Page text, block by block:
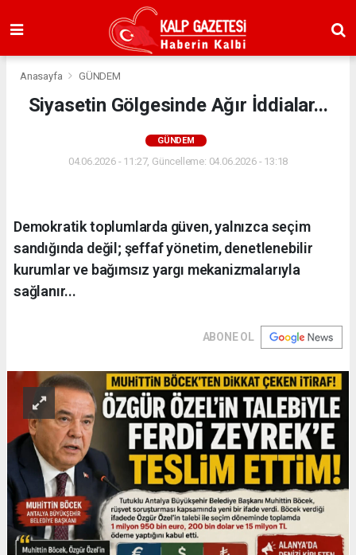
Anasayfa GÜNDEM
Siyasetin Gölgesinde Ağır İddialar...
GÜNDEM
04.06.2026 - 11:27, Güncelleme: 04.06.2026 - 13:18
Demokratik toplumlarda güven, yalnızca seçim
sandığında değil; şeffaf yönetim, denetlenebilir
kurumlar ve bağımsız yargı mekanizmalarıyla
sağlanır...
ABONE OL